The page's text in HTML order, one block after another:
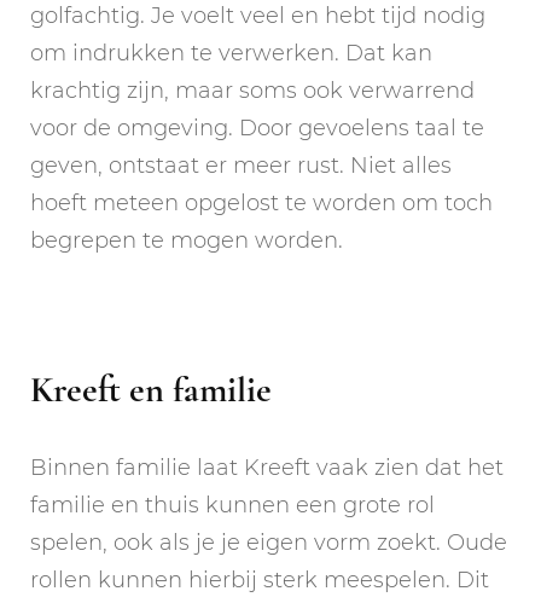
golfachtig. Je voelt veel en hebt tijd nodig
om indrukken te verwerken. Dat kan
krachtig zijn, maar soms ook verwarrend
voor de omgeving. Door gevoelens taal te
geven, ontstaat er meer rust. Niet alles
hoeft meteen opgelost te worden om toch
begrepen te mogen worden.
Kreeft en familie
Binnen familie laat Kreeft vaak zien dat het
familie en thuis kunnen een grote rol
spelen, ook als je je eigen vorm zoekt. Oude
rollen kunnen hierbij sterk meespelen. Dit